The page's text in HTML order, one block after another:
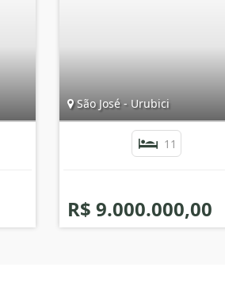
São José - Urubici
11
R$ 9.000.000,00